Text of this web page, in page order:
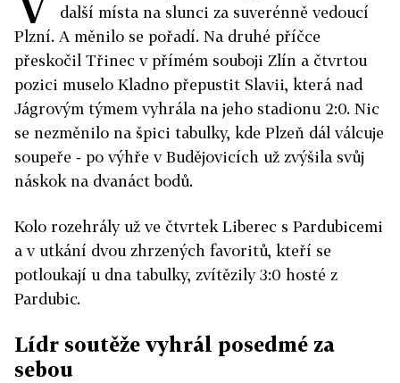
další místa na slunci za suverénně vedoucí
Plzní. A měnilo se pořadí. Na druhé příčce
přeskočil Třinec v přímém souboji Zlín a čtvrtou
pozici muselo Kladno přepustit Slavii, která nad
Jágrovým týmem vyhrála na jeho stadionu 2:0. Nic
se nezměnilo na špici tabulky, kde Plzeň dál válcuje
soupeře - po výhře v Budějovicích už zvýšila svůj
náskok na dvanáct bodů.
Kolo rozehrály už ve čtvrtek Liberec s Pardubicemi
a v utkání dvou zhrzených favoritů, kteří se
potloukají u dna tabulky, zvítězily 3:0 hosté z
Pardubic.
Lídr soutěže vyhrál posedmé za
sebou